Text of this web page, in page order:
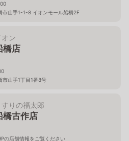
市山手1-1-8 イオンモール船橋2F
オン
橋店
市山手1丁目1番8号
すりの福太郎
橋古作店
の店舗情報をご覧ください